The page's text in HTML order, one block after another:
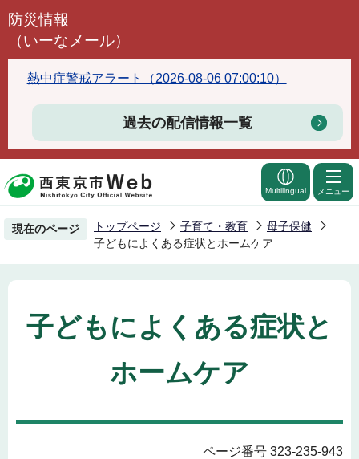
こ
頭
で
防災情報
（いーなメール）
熱中症警戒アラート（2026-08-06 07:00:10）
過去の配信情報一覧
Multilingual メニュー
現在のページ トップページ 子育て・教育
母子保健
子どもによくある症状とホームケア
子どもによくある症状と
ホームケア
ページ番号 323-235-943